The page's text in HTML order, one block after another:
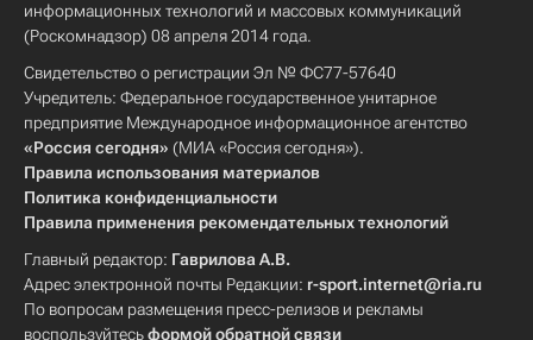
информационных технологий и массовых коммуникаций
(Роскомнадзор) 08 апреля 2014 года.
Свидетельство о регистрации Эл № ФС77-57640
Учредитель: Федеральное государственное унитарное
предприятие Международное информационное агентство
«Россия сегодня» (МИА «Россия сегодня»).
Правила использования материалов
Политика конфиденциальности
Правила применения рекомендательных технологий
Главный редактор: Гаврилова А.В.
Адрес электронной почты Редакции: r-sport.internet@ria.ru
По вопросам размещения пресс-релизов и рекламы
воспользуйтесьформой обратной связи